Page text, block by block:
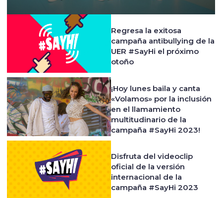
Regresa la exitosa
campaña antibullying de la
UER #SayHi el próximo
otoño
¡Hoy lunes baila y canta
«Volamos» por la inclusión
en el llamamiento
multitudinario de la
campaña #SayHi 2023!
Disfruta del videoclip
oficial de la versión
internacional de la
campaña #SayHi 2023